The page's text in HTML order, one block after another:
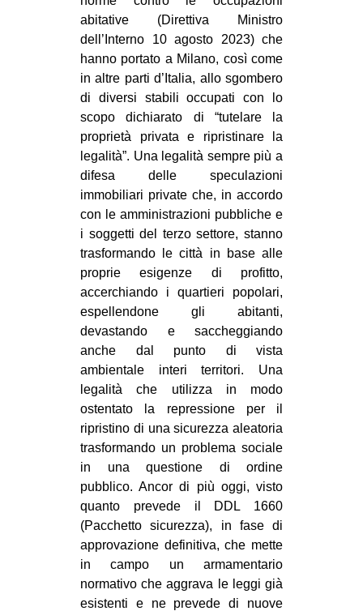
abitative (Direttiva Ministro
dell’Interno 10 agosto 2023) che
hanno portato a Milano, così come
in altre parti d’Italia, allo sgombero
di diversi stabili occupati con lo
scopo dichiarato di “tutelare la
proprietà privata e ripristinare la
legalità”. Una legalità sempre più a
difesa delle speculazioni
immobiliari private che, in accordo
con le amministrazioni pubbliche e
i soggetti del terzo settore, stanno
trasformando le città in base alle
proprie esigenze di profitto,
accerchiando i quartieri popolari,
espellendone gli abitanti,
devastando e saccheggiando
anche dal punto di vista
ambientale interi territori. Una
legalità che utilizza in modo
ostentato la repressione per il
ripristino di una sicurezza aleatoria
trasformando un problema sociale
in una questione di ordine
pubblico. Ancor di più oggi, visto
quanto prevede il DDL 1660
(Pacchetto sicurezza), in fase di
approvazione definitiva, che mette
in campo un armamentario
normativo che aggrava le leggi già
esistenti e ne prevede di nuove